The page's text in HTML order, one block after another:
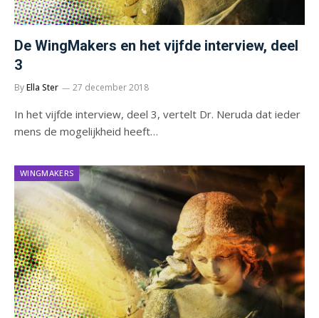
De WingMakers en het vijfde interview, deel
3
ByElla Ster 27 december 2018
In het vijfde interview, deel 3, vertelt Dr. Neruda dat ieder
mens de mogelijkheid heeft…
WINGMAKERS